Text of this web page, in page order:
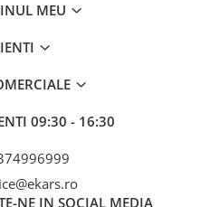
MEU
09:30 - 16:30
NE IN SOCIAL MEDIA